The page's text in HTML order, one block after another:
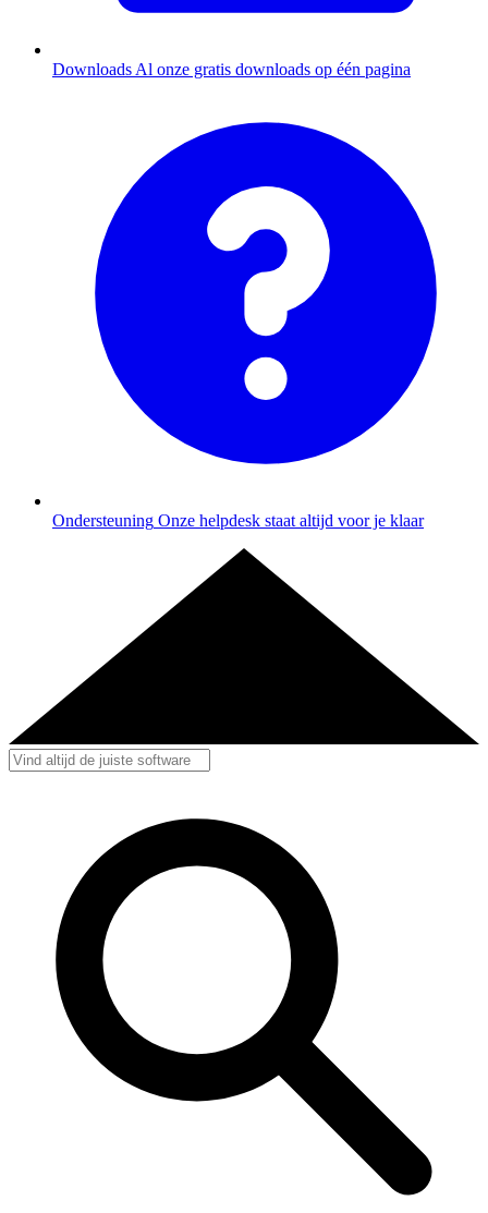
Downloads Al onze gratis downloads op één pagina
Ondersteuning Onze helpdesk staat altijd voor je klaar